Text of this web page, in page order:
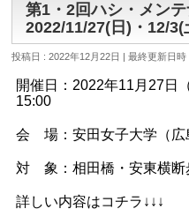
第1・2回ハシ・メン
2022/11/27(日)・12/3(
投稿日 : 2022年12月22日 最終更新日時
開催日：2022年11月27日
15:00
会 場：安田女子大学（広
対 象：相田橋・安東横断
詳しい内容はコチラ↓↓↓